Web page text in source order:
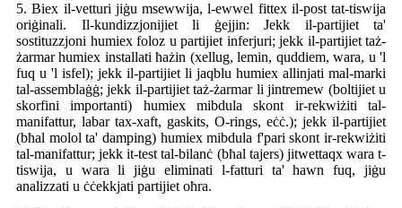
5. Biex il-vetturi jiġu msewwija, l-ewwel fittex il-post tat-tiswija
oriġinali. Il-kundizzjonijiet li ġejjin: Jekk il-partijiet ta'
sostituzzjoni humiex foloz u partijiet inferjuri; jekk il-partijiet taż-
żarmar humiex installati ħażin (xellug, lemin, quddiem, wara, u 'l
fuq u 'l isfel); jekk il-partijiet li jaqblu humiex allinjati mal-marki
tal-assemblaġġ; jekk il-partijiet taż-żarmar li jintremew (boltijiet u
skorfini importanti) humiex mibdula skont ir-rekwiżiti tal-
manifattur, labar tax-xaft, gaskits, O-rings, eċċ.); jekk il-partijiet
(bħal molol ta' damping) humiex mibdula f'pari skont ir-rekwiżiti
tal-manifattur; jekk it-test tal-bilanċ (bħal tajers) jitwettaqx wara t-
tiswija, u wara li jiġu eliminati l-fatturi ta' hawn fuq, jiġu
analizzati u ċċekkjati partijiet oħra.